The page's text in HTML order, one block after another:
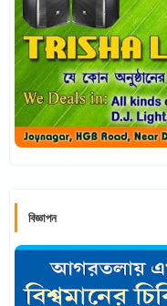
বিজ্ঞাপন